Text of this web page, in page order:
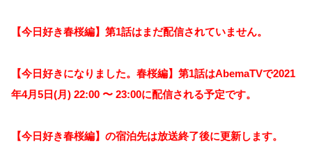
【今日好き春桜編】第1話はまだ配信されていません。
【今日好きになりました。春桜編】 第1話はAbemaTVで2021
年4月5日(月) 22:00 〜 23:00に配信される予定です。
【今日好き春桜編】の宿泊先は放送終了後に更新します。